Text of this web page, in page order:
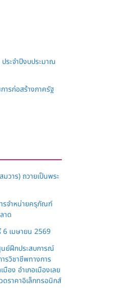
ระจำปีงบประมาณ
ารก่อสร้างภาครัฐ
าร) ถวายเป็นพระ
ารจำหน่ายครุภัณฑ์
าด
6 เมษายน 2569
นย์ฝึกประสบการณ์
รวิชาชีพทางการ
อง อำเภอเมืองเลย
ดราคาอิเล็กทรอนิกส์